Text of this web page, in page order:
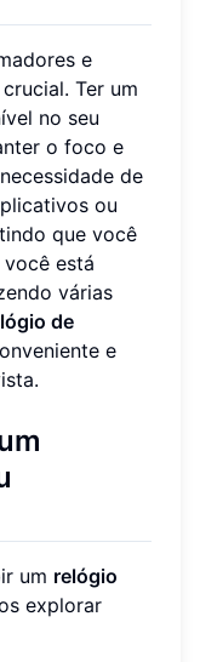
e
Ter um
no seu
o foco e
de
ou
que você
você está
várias
de
e
um relógio
explorar